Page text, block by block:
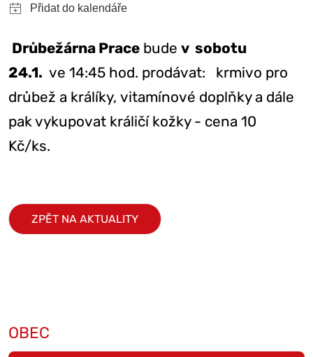
Drůbežárna Prace bude v sobotu
24.1. ve 14:45 hod. prodávat: krmivo pro
drůbež a králíky, vitamínové doplňky a dále
pak vykupovat králičí kožky - cena 10
Kč/ks.
ZPĚT NA AKTUALITY
OBEC